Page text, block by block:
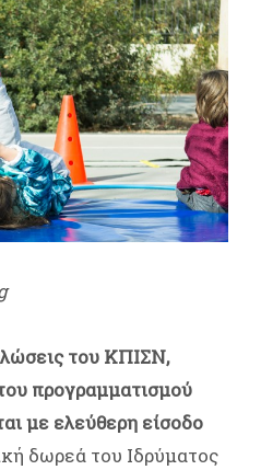
του ΚΠΙΣΝ,
προγραμματισμού
με ελεύθερη είσοδο
δωρεά του Ιδρύματος